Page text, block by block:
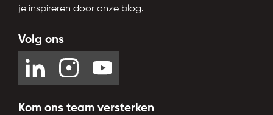
je inspireren door onze blog.
Volg ons
Kom ons team versterken